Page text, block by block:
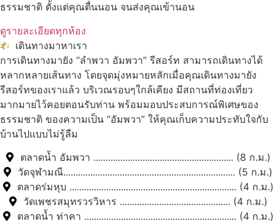
ธรรมชาติ ตั้งแต่คุณตื่นนอน จนส่งคุณเข้านอน
ดูรายละเอียดทุกห้อง
เดินทางมาหาเรา
การเดินทางมายัง “ลำพวา อัมพวา” รีสอร์ท สามารถเดินทางได้
หลากหลายเส้นทาง โดยจุดมุ่งหมายหลักเมื่อคุณเดินทางมายัง
รีสอร์ทของเราแล้ว บริเวณรอบๆใกล้เคียง มีสถานที่ท่องเที่ยว
มากมายไว้คอยตอนรับท่าน พร้อมมอบประสบการณ์พิเศษของ
ธรรมชาติ ของความเป็น “อัมพวา” ให้คุณเก็บความประทับใจกับ
บ้านไปแบบไม่รู้ลืม
ตลาดน้ำ อัมพวา ......................................................... (8 ก.ม.)
วัดจุฬามณี...................................................................... (5 ก.ม.)
ตลาดร่มหุบ .................................................................... (4 ก.ม.)
วัดเพชรสมุทรวรวิหาร ............................................. (4 ก.ม.)
ตลาดน้ำ ท่าคา .............................................................. (4 ก.ม.)